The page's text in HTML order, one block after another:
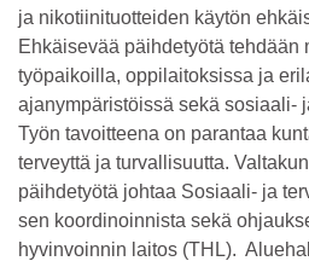
ja nikotiinituotteiden käytön
Ehkäisevää päihdetyötä tehdään
työpaikoilla, oppilaitoksissa ja
ajanympäristöissä sekä sosiaali-
Työn tavoitteena on parantaa
terveyttä ja turvallisuutta.
päihdetyötä johtaa Sosiaali- ja
sen koordinoinnista sekä
hyvinvoinnin laitos (THL).